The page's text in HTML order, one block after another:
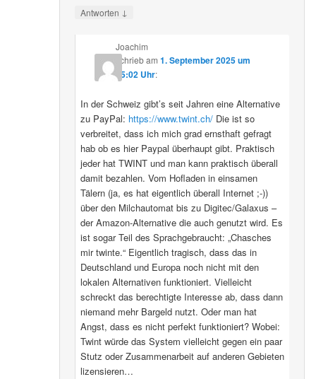
Antworten ↓
Joachim
schriebam 1. September 2025 um
15:02 Uhr:
In der Schweiz gibt’s seit Jahren eine Alternative
zu PayPal: https://www.twint.ch/Die ist so
verbreitet, dass ich mich grad ernsthaft gefragt
hab ob es hier Paypal überhaupt gibt. Praktisch
jeder hat TWINT und man kann praktisch überall
damit bezahlen. Vom Hofladen in einsamen
Tälern (ja, es hat eigentlich überall Internet ;-))
über den Milchautomat bis zu Digitec/Galaxus –
der Amazon-Alternative die auch genutzt wird. Es
ist sogar Teil des Sprachgebraucht: „Chasches
mir twinte.“ Eigentlich tragisch, dass das in
Deutschland und Europa noch nicht mit den
lokalen Alternativen funktioniert. Vielleicht
schreckt das berechtigte Interesse ab, dass dann
niemand mehr Bargeld nutzt. Oder man hat
Angst, dass es nicht perfekt funktioniert? Wobei:
Twint würde das System vielleicht gegen ein paar
Stutz oder Zusammenarbeit auf anderen Gebieten
lizensieren…